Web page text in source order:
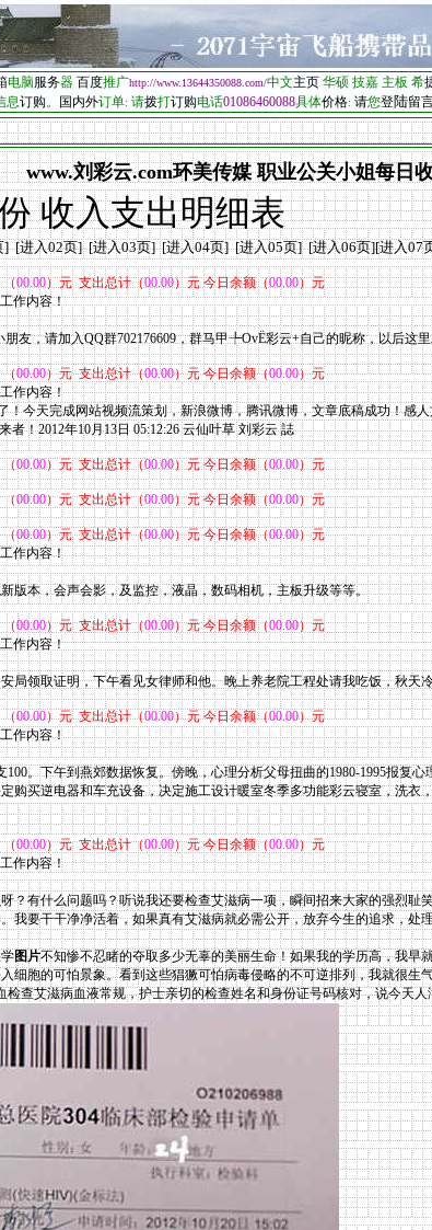
电脑服务器 百度推广http://www.13644350088.com/中文主页 华硕 技嘉 主板 希
息订购。 国内外订单: 请拨打订购电话01086460088具体价格: 请您登陆留
www.刘彩云.com环美传媒 职业公关小姐每日
收入支出明细表
] [进入02页] [进入03页] [进入04页] [进入05页] [进入06页][进入07
（00.00）元 支出总计（00.00）元 今日余额（00.00）元
作内容！
友，请加入QQ群702176609，群马甲╄OvЁ彩云+自己的昵称，以后这
（00.00）元 支出总计（00.00）元 今日余额（00.00）元
作内容！
！今天完成网站视频流策划，新浪微博，腾讯微博，文章底稿成功！
！2012年10月13日 05:12:26 云仙叶草 刘彩云 誌
00.00）元 支出总计（00.00）元 今日余额（00.00）元
（00.00）元 支出总计（00.00）元 今日余额（00.00）元
（00.00）元 支出总计（00.00）元 今日余额（00.00）元
作内容！
版本，会声会影，及监控，液晶，数码相机，主板升级等等。
（00.00）元 支出总计（00.00）元 今日余额（00.00）元
作内容！
局领取证明，下午看见女律师和他。晚上养老院工程处请我吃饭，秋天
（00.00）元 支出总计（00.00）元 今日余额（00.00）元
作内容！
100。下午到燕郊数据恢复。傍晚，心理分析父母扭曲的1980-1995报复
购买逆电器和车充设备，决定施工设计暖室冬季多功能彩云寝室，洗
（00.00）元 支出总计（00.00）元 今日余额（00.00）元
作内容！
有什么问题吗？听说我还要检查艾滋病一项，瞬间招来大家的强烈耻
我要干干净净活着，如果真有艾滋病就必需公开，放弃今生的追求，
图片不知惨不忍睹的夺取多少无辜的美丽生命！如果我的学历高，我
细胞的可怕景象。看到这些猖獗可怕病毒侵略的不可逆排列，我就很生
查艾滋病血液常规，护士亲切的检查姓名和身份证号码核对，说今天人